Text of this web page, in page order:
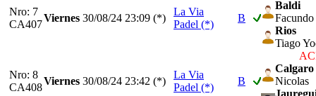
Nro: 7
CA407
Viernes 30/08/24 23:09 (*)
La Via
Padel (*)
B
Baldi
Facundo
Rios
Tiago
Nro: 8
CA408
Viernes 30/08/24 23:42 (*)
La Via
Padel (*)
B
Calgaro
Nicolas